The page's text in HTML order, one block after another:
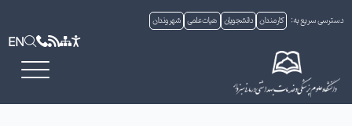
دسترسی سریع به: کارمندان دانشجویان هیات علمی شهروندان
EN